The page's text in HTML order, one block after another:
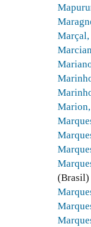
Marçal,
Marion,
(Brasil)